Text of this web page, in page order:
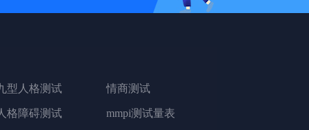
型人格测试 情商测试
格障碍测试 mmpi测试量表